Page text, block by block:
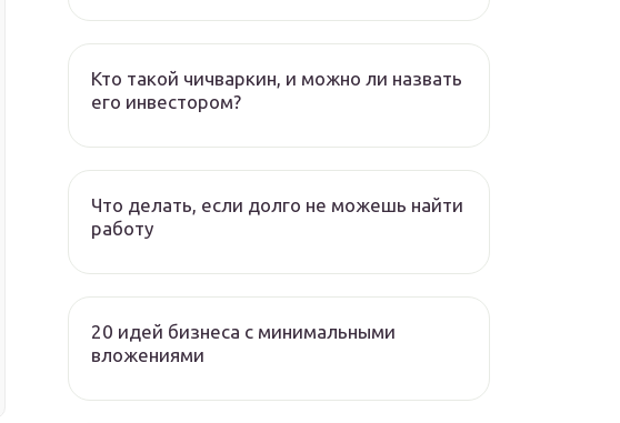
Кто такой чичваркин, и можно ли назвать
его инвестором?
Что делать, если долго не можешь найти
работу
20 идей бизнеса с минимальными
вложениями